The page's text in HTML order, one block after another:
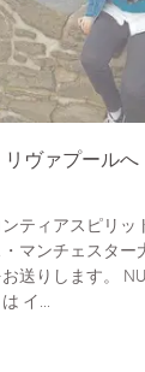
リヴァプールへ
ティアスピリッ
マンチェスター
送りします。
イ...